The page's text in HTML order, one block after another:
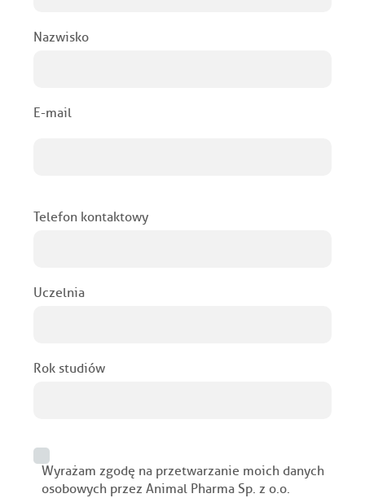
Nazwisko
E-mail
Telefon kontaktowy
Uczelnia
Rok studiów
Wyrażam zgodę na przetwarzanie moich danych
osobowych przez Animal Pharma Sp. z o.o.